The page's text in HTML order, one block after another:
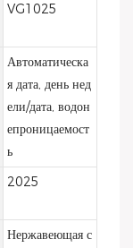
VG1025
Автоматическа
я дата, день нед
ели/дата, водон
епроницаемост
ь
2025
Нержавеющая с